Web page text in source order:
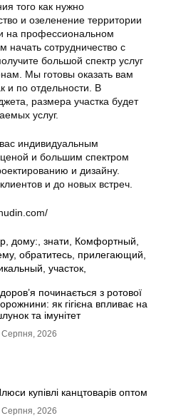
того как нужно
и озеленение территории
на профессиональном
сотрудничество с
большой спектр услуг
Мы готовы оказать вам
и по отдельности. В
размера участка будет
услуг.
индивидуальным
и большим спектром
и дизайну.
и до новых встреч.
дому: знати Комфортный
, обратитесь прилегающий
участок,
починається з ротової
як гігієна впливає на
та імунітет
Серпня, 2026
купівлі канцтоварів оптом
Серпня, 2026